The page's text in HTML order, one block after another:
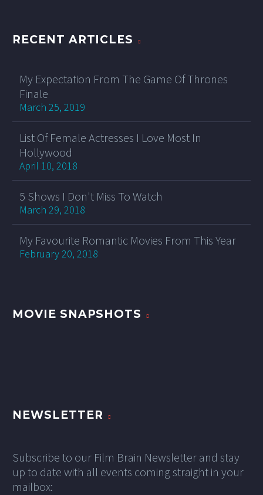
RECENT ARTICLES
My Expectation From The Game Of Thrones
Finale
March 25, 2019
List Of Female Actresses I Love Most In
Hollywood
April 10, 2018
5 Shows I Don't Miss To Watch
March 29, 2018
My Favourite Romantic Movies From This Year
February 20, 2018
MOVIE SNAPSHOTS
NEWSLETTER
Subscribe to our Film Brain Newsletter and stay
up to date with all events coming straight in your
mailbox: